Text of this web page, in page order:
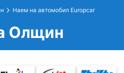
Наем на автомобил Europcar
Олщин